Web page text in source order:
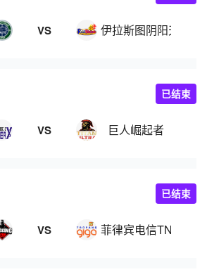
VS 伊拉斯图阴阳天
VS 巨人崛起者
已结束
VS 菲律宾电信TNT
已结束